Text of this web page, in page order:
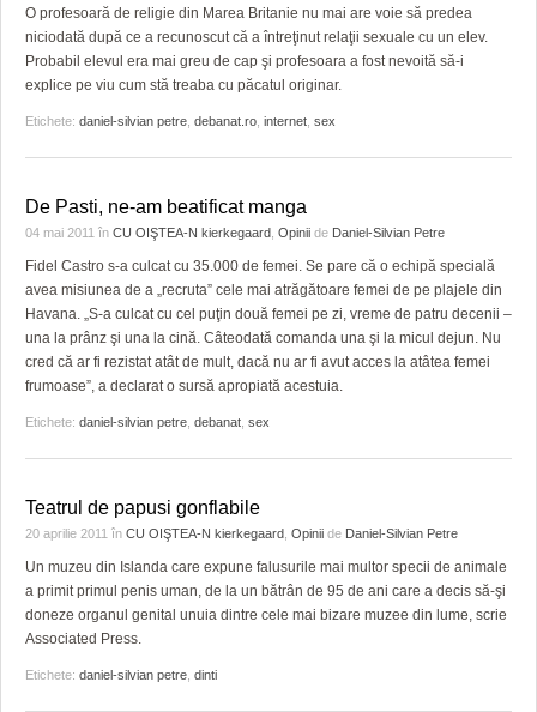
O profesoară de religie din Marea Britanie nu mai are voie să predea
niciodată după ce a recunoscut că a întreţinut relaţii sexuale cu un elev.
Probabil elevul era mai greu de cap şi profesoara a fost nevoită să-i
explice pe viu cum stă treaba cu păcatul originar.
Etichete: daniel-silvian petre debanat.ro internet sex
De Pasti, ne-am beatificat manga
04 mai 2011 în CU OIŞTEA-N kierkegaard Opinii de Daniel-Silvian Petre
Fidel Castro s-a culcat cu 35.000 de femei. Se pare că o echipă specială
avea misiunea de a „recruta” cele mai atrăgătoare femei de pe plajele din
Havana. „S-a culcat cu cel puţin două femei pe zi, vreme de patru decenii –
una la prânz şi una la cină. Câteodată comanda una şi la micul dejun. Nu
cred că ar fi rezistat atât de mult, dacă nu ar fi avut acces la atâtea femei
frumoase”, a declarat o sursă apropiată acestuia.
Etichete: daniel-silvian petre debanat sex
Teatrul de papusi gonflabile
20 aprilie 2011 în CU OIŞTEA-N kierkegaard Opinii de Daniel-Silvian Petre
Un muzeu din Islanda care expune falusurile mai multor specii de animale
a primit primul penis uman, de la un bătrân de 95 de ani care a decis să-şi
doneze organul genital unuia dintre cele mai bizare muzee din lume, scrie
Associated Press.
Etichete: daniel-silvian petre dinti